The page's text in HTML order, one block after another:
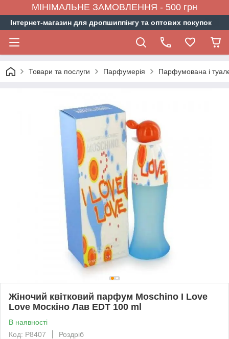
МІНІМАЛЬНЕ ЗАМОВЛЕННЯ - 500 грн
Інтернет-магазин для дропшиппінгу та оптових покупок
Товари та послуги Парфумерія Парфумована і
Жіночий квітковий парфум Moschino I Love
Love Москіно Лав EDT 100 ml
В наявності
Код: P8407
Роздріб